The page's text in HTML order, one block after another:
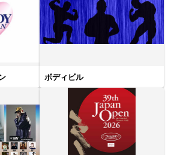
ボディビル